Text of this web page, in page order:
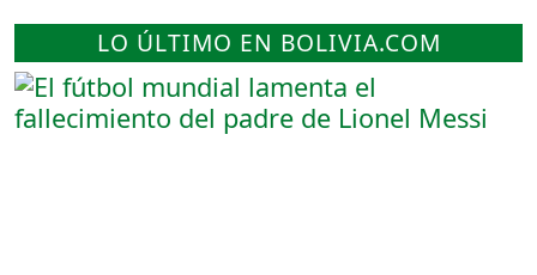
LO ÚLTIMO EN BOLIVIA.COM